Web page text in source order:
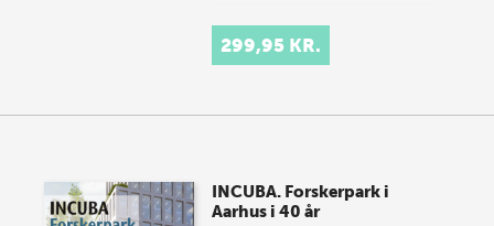
299,95 KR.
INCUBA. Forskerpark i
Aarhus i 40 år